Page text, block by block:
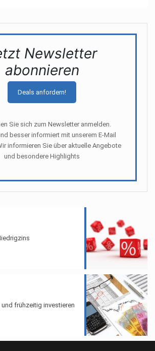
Newsletter
abonnieren
Deals anfordern!
Sie sich zum Newsletter anmelden.
besser informiert mit unserem E-Mail
informieren Sie über aktuelle Angebote
und besondere Highlights
frühzeitig investieren